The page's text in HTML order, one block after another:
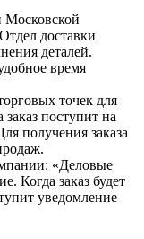
Московской
доставки
деталей.
время
точек для
поступит на
получения заказа
«Деловые
Когда заказ будет
уведомление